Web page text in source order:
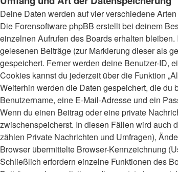
Deine Daten werden auf vier verschiedene
Die Forensoftware phpBB erstellt bei deinem
einzelnen Aufrufen des Boards erhalten
gelesenen Beiträge (zur Markierung dieser als
gespeichert. Ferner werden deine Benutzer-ID,
Cookies kannst du jederzeit über die Funktion
Weiterhin werden die Daten gespeichert, die
Benutzername, eine E-Mail-Adresse und ein
Wenn du einen Beitrag oder eine private
zwischenspeicherst. In diesen Fällen wird auch
zählen Private Nachrichten und Umfragen),
Browser übermittelte Browser-Kennzeichnung
Schließlich erfordern einzelne Funktionen des